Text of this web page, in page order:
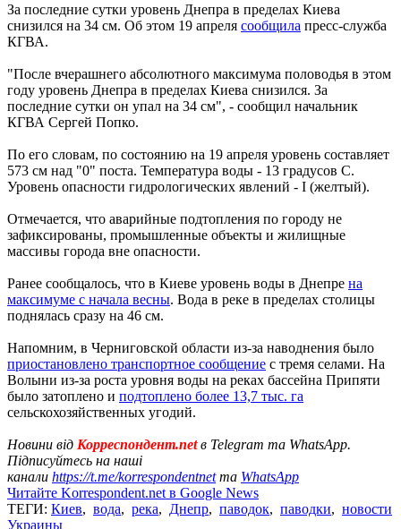
За последние сутки уровень Днепра в пределах Киева
снизился на 34 см. Об этом 19 апреля сообщила пресс-служба
КГВА.
"После вчерашнего абсолютного максимума половодья в этом
году уровень Днепра в пределах Киева снизился. За
последние сутки он упал на 34 см", - сообщил начальник
КГВА Сергей Попко.
По его словам, по состоянию на 19 апреля уровень составляет
573 см над "0" поста. Температура воды - 13 градусов С.
Уровень опасности гидрологических явлений - I (желтый).
Отмечается, что аварийные подтопления по городу не
зафиксированы, промышленные объекты и жилищные
массивы города вне опасности.
Ранее сообщалось, что в Киеве уровень воды в Днепре на
максимуме с начала весны. Вода в реке в пределах столицы
поднялась сразу на 46 см.
Напомним, в Черниговской области из-за наводнения было
приостановлено транспортное сообщение с тремя селами. На
Волыни из-за роста уровня воды на реках бассейна Припяти
было затоплено и подтоплено более 13,7 тыс. га
сельскохозяйственных угодий.
Новини від Корреспондент.netв Telegram та WhatsApp.
Підписуйтесь на наші
канали https://t.me/korrespondentnetта WhatsApp
Читайте Korrespondent.net в Google News
ТЕГИ: Киев, вода, река, Днепр, паводок, паводки, новости
Украины